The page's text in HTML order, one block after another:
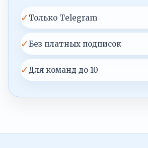
✓ Только Telegram
✓Без платных подписок
✓ Для команд до 10